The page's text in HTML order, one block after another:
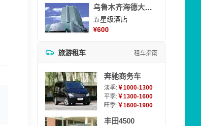
乌鲁木齐海德大酒店
五星级酒店
¥600
旅游租车 租车指南
奔驰商务车
淡季:￥1000-1300
平季:￥1300-1600
旺季:￥1600-1900
丰田4500